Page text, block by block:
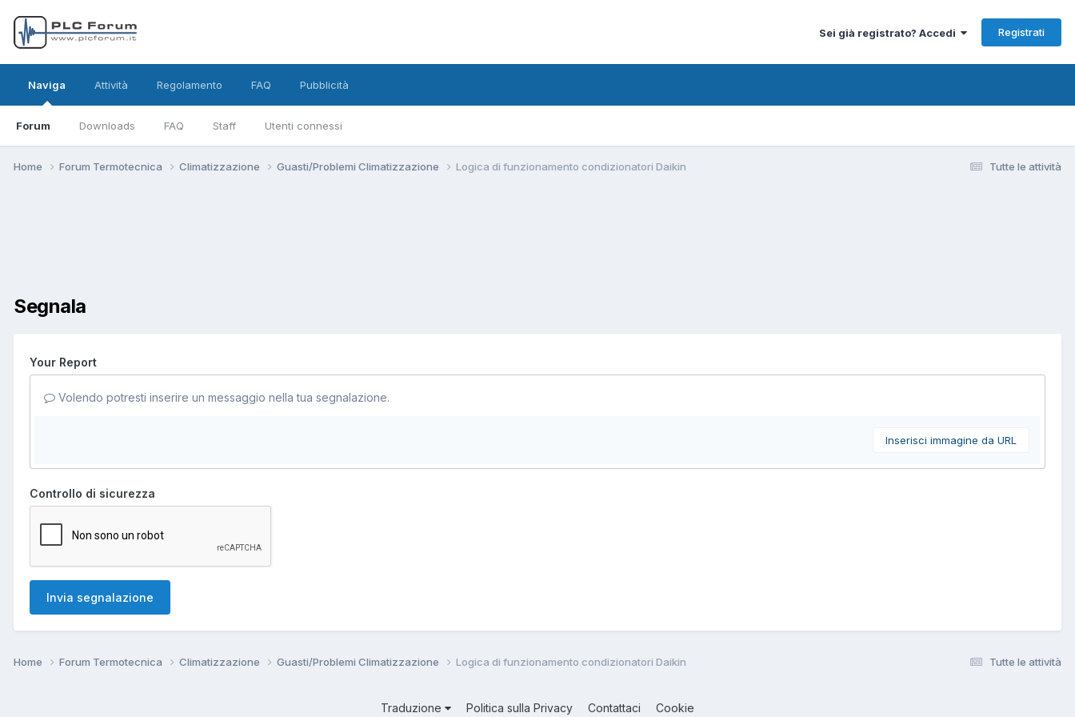
Sei già registrato? Accedi Registrati
Naviga
Forum Downloads FAQ Staff Utenti connessi
Attività Regolamento FAQ Pubblicità
Tutte le attività
Home Forum Termotecnica Climatizzazione Guasti/Problemi Climatizzazione Logica di funzionamento condizionatori Daikin
Segnala
Your Report
Volendo potresti inserire un messaggio nella tua segnalazione.
Inserisci immagine da URL
Controllo di sicurezza
Invia segnalazione
Tutte le attività
Home Forum Termotecnica Climatizzazione Guasti/Problemi Climatizzazione Logica di funzionamento condizionatori Daikin
Traduzione Politica sulla Privacy Contattaci Cookie